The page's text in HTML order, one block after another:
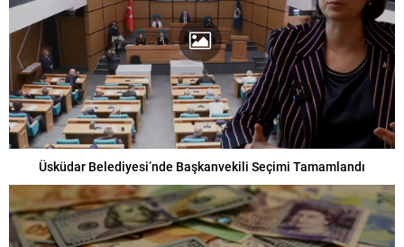
Üsküdar Belediyesi’nde Başkanvekili Seçimi Tamamlandı